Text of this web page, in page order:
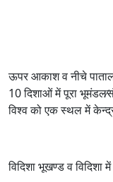
ऊपर आकाश व नीचे
10 दिशाओं में पूरा
विश्व को एक स्थल में
विदिशा भूखण्ड व विदिशा